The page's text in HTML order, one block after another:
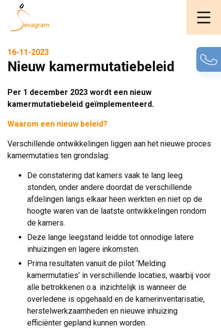
16-11-2023
Nieuw kamermutatiebeleid
Per 1 december 2023 wordt een nieuw
kamermutatiebeleid geïmplementeerd.
Waarom een nieuw beleid?
Verschillende ontwikkelingen liggen aan het nieuwe proces
kamermutaties ten grondslag:
De constatering dat kamers vaak te lang leeg
stonden, onder andere doordat de verschillende
afdelingen langs elkaar heen werkten en niet op de
hoogte waren van de laatste ontwikkelingen rondom
de kamers.
Deze lange leegstand leidde tot onnodige latere
inhuizingen en lagere inkomsten.
Prima resultaten vanuit de pilot ‘Melding
kamermutaties’ in verschillende locaties, waarbij voor
alle betrokkenen o.a. inzichtelijk is wanneer de
overledene is opgehaald en de kamerinventarisatie,
herstelwerkzaamheden en nieuwe inhuizing
efficiënter gepland kunnen worden.